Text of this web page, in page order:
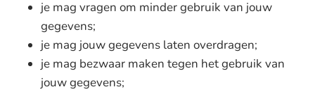
je mag vragen om minder gebruik van jouw
gegevens;
je mag jouw gegevens laten overdragen;
je mag bezwaar maken tegen het gebruik van
jouw gegevens;